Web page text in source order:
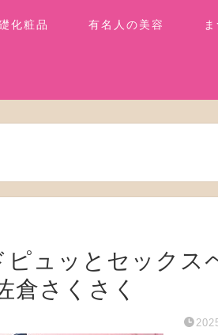
化粧品 有名人の美容
ピュッとセックス
倉さくさく